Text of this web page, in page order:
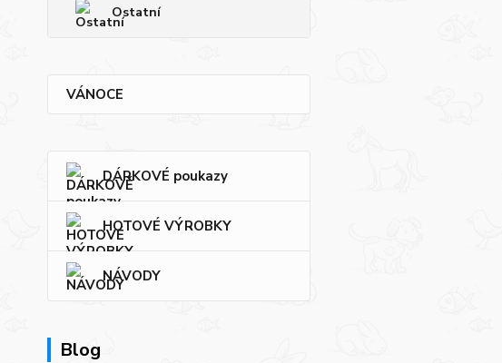
Ostatní
VÁNOCE
DÁRKOVÉ poukazy
HOTOVÉ VÝROBKY
NÁVODY
Blog